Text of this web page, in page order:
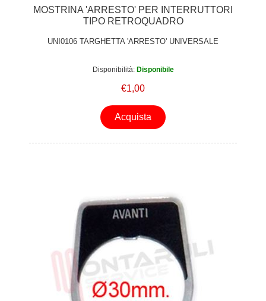
MOSTRINA 'ARRESTO' PER INTERRUTTORI
TIPO RETROQUADRO
UNI0106 TARGHETTA 'ARRESTO' UNIVERSALE
Disponibilità: Disponibile
€1,00
Acquista